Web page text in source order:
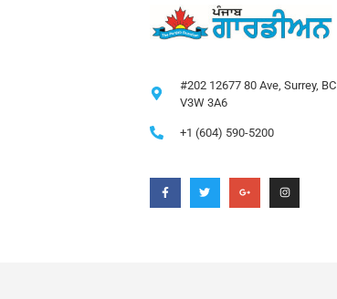
#202 12677 80 Ave, Surrey, BC
V3W 3A6
+1 (604) 590-5200